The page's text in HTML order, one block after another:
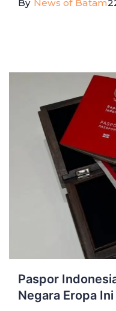
By News of Batam
Paspor
Negara Eropa Ini